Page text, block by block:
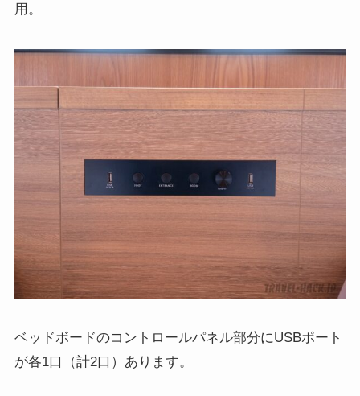
用。
ベッドボードのコントロールパネル部分にUSBポート
が各1口（計2口）あります。